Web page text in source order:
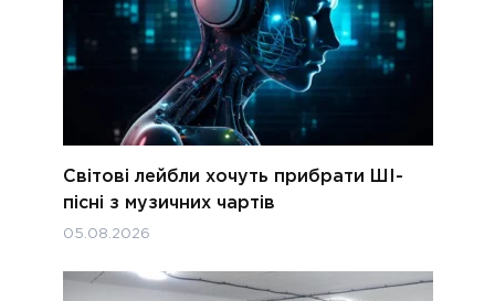
Світові лейбли хочуть прибрати ШІ-
пісні з музичних чартів
05.08.2026